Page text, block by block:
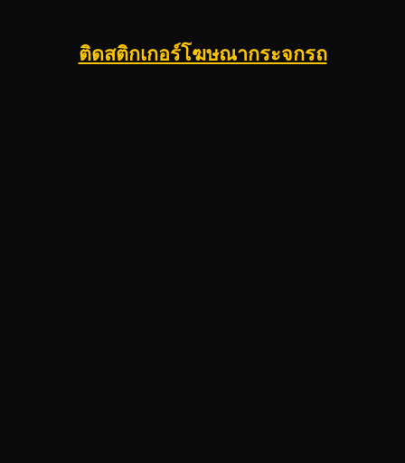
ติดสติกเกอร์โฆษณากระจกรถ